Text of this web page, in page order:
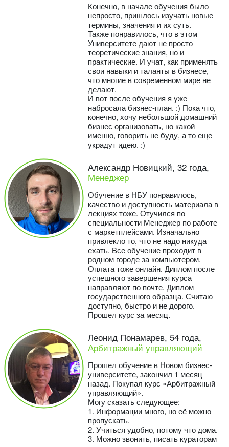
Конечно, в начале обучения было
непросто, пришлось изучать новые
термины, значения и их суть.
Также понравилось, что в этом
Университете дают не просто
теоретические знания, но и
практические. И учат, как применять
свои навыки и таланты в бизнесе,
что многие в современном мире не
делают.
И вот после обучения я уже
набросала бизнес-план. :) Пока что,
конечно, хочу небольшой домашний
бизнес организовать, но какой
именно, говорить не буду, а то еще
украдут идею. :)
Александр Новицкий, 32 года,
Менеджер
Обучение в НБУ понравилось,
качество и доступность материала в
лекциях тоже. Отучился по
специальности Менеджер по работе
с маркетплейсами. Изначально
привлекло то, что не надо никуда
ехать. Все обучение проходит в
родном городе за компьютером.
Оплата тоже онлайн. Диплом после
успешного завершения курса
направляют по почте. Диплом
государственного образца. Считаю
доступно, быстро и не дорого.
Прошел курс за месяц.
Леонид Понамарев, 54 года,
Арбитражный управляющий
Прошел обучение в Новом бизнес-
университете, закончил 1 месяц
назад. Покупал курс «Арбитражный
управляющий».
Могу сказать следующее:
1. Информации много, но её можно
пропускать.
2. Учиться удобно, потому что дома.
3. Можно звонить, писать кураторам